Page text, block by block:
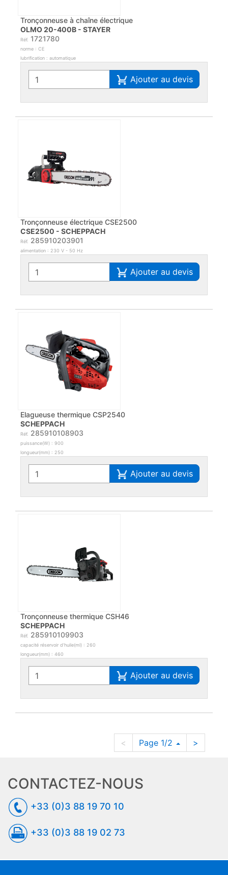
Tronçonneuse à chaîne électrique
OLMO 20-400B - STAYER
Réf. 1721780
norme : CE
lubrification : automatique
Ajouter au devis
Tronçonneuse électrique CSE2500
CSE2500 - SCHEPPACH
Réf. 285910203901
alimentation : 230 V - 50 Hz
Ajouter au devis
Elagueuse thermique CSP2540
SCHEPPACH
Réf. 285910108903
puissance(W) : 900
longueur(mm) : 250
Ajouter au devis
Tronçonneuse thermique CSH46
SCHEPPACH
Réf. 285910109903
capacité réservoir d'huile(ml) : 260
longueur(mm) : 460
Ajouter au devis
< Page 1/2 >
CONTACTEZ-NOUS
+33 (0)3 88 19 70 10
+33 (0)3 88 19 02 73